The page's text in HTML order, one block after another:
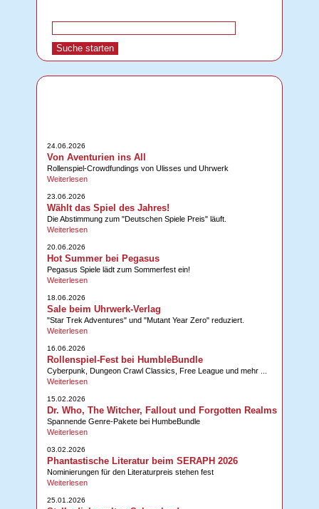
24.06.2026
Von Aventurien ins All
Rollenspiel-Crowdfundings von Ulisses und Uhrwerk
Weiterlesen
23.06.2026
Wählt das Spiel des Jahres!
Die Abstimmung zum "Deutschen Spiele Preis" läuft.
Weiterlesen
20.06.2026
Hot Summer bei Pegasus
Pegasus Spiele lädt zum Sommerfest ein!
Weiterlesen
18.06.2026
Sale beim Uhrwerk-Verlag
"Star Trek Adventures" und "Mutant Year Zero" reduziert.
Weiterlesen
16.06.2026
Rollenspiel-Fest bei HumbleBundle
Cyberpunk, Dungeon Crawl Classics, Free League und mehr ...
Weiterlesen
15.02.2026
Dr. Who, The Witcher, Fallout und Forgotten Realms
Spannende Genre-Pakete bei HumbeBundle
Weiterlesen
03.02.2026
Phantastische Literatur beim SERAPH 2026
Nominierungen für den Literaturpreis stehen fest
Weiterlesen
25.01.2026